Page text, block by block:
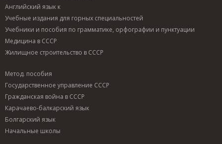
Английский язык к
Учебные издания для горных специальностей
Учебники и пособия по грамматике, орфографии и пунктуации
Медицина в СССР
Жилищное строительство в СССР
Метод. пособия
Государственное управление СССР
Гражданская война в СССР
Карачаево-балкарский язык
Болгарский язык
Начальные школы